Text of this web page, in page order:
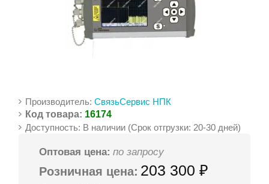
Производитель:СвязьСервис НПК
Код товара: 16174
Доступность: В наличии (Срок отгрузки: 20-30 дней)
Оптовая цена: по запросу
Розничная цена: 203 300 ₽